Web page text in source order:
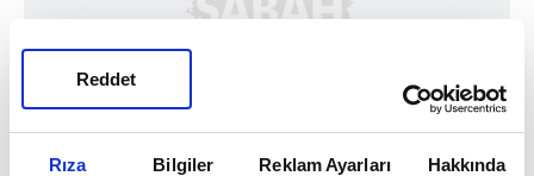
Rıza Bilgiler Reklam Ayarları Hakkında
Reddet